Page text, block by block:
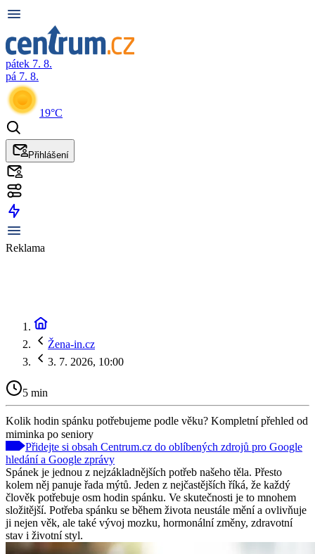
pátek 7. 8.
pá 7. 8.
19°C
Přihlášení
Reklama
Žena-in.cz
3. 7. 2026, 10:00
5 min
Kolik hodin spánku potřebujeme podle věku? Kompletní přehled od
miminka po seniory
Přidejte si obsah Centrum.cz do oblíbených zdrojů pro Google
hledání a Google zprávy
Spánek je jednou z nejzákladnějších potřeb našeho těla. Přesto
kolem něj panuje řada mýtů. Jeden z nejčastějších říká, že každý
člověk potřebuje osm hodin spánku. Ve skutečnosti je to mnohem
složitější. Potřeba spánku se během života neustále mění a ovlivňuje
ji nejen věk, ale také vývoj mozku, hormonální změny, zdravotní
stav i životní styl.